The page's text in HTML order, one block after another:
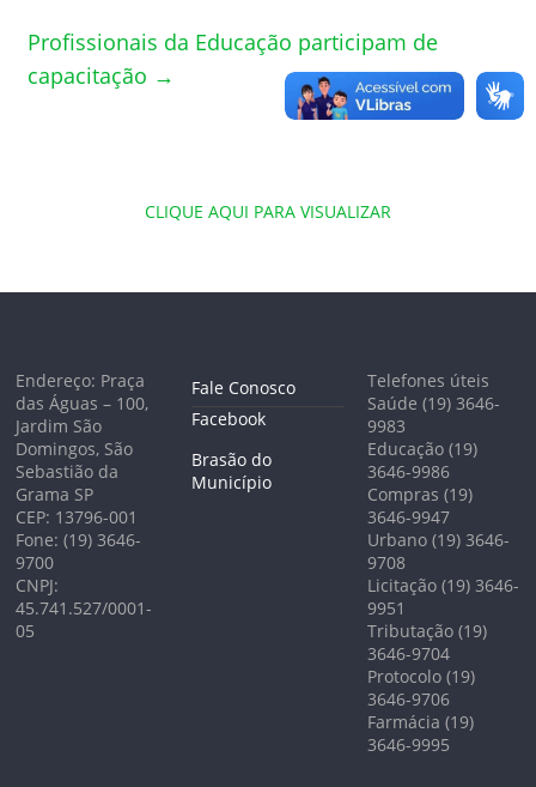
Profissionais da Educação participam de
capacitação →
CLIQUE AQUI PARA VISUALIZAR
Endereço: Praça
das Águas – 100,
Jardim São
Domingos, São
Sebastião da
Grama SP
CEP: 13796-001
Fone: (19) 3646-
9700
CNPJ:
45.741.527/0001-
05
Fale Conosco
Facebook
Brasão do
Município
Telefones úteis
Saúde (19) 3646-
9983
Educação (19)
3646-9986
Compras (19)
3646-9947
Urbano (19) 3646-
9708
Licitação (19) 3646-
9951
Tributação (19)
3646-9704
Protocolo (19)
3646-9706
Farmácia (19)
3646-9995